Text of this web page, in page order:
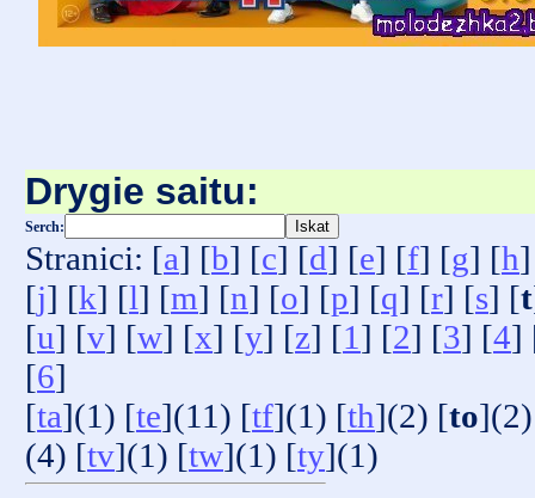
Drygie saitu:
Serch:
Stranici: [a] [b] [c] [d] [e] [f] [g] [h
[j] [k] [l] [m] [n] [o] [p] [q] [r] [s] [t
[u] [v] [w] [x] [y] [z] [1] [2] [3] [4]
[6]
[ta](1) [te](11) [tf](1) [th](2) [to
(4) [tv](1) [tw](1) [ty](1)